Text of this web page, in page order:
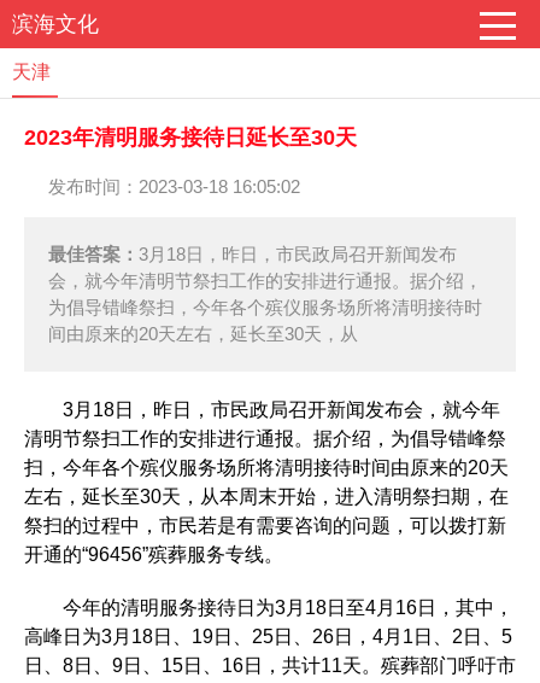
滨海文化
天津
2023年清明服务接待日延长至30天
发布时间：2023-03-18 16:05:02
最佳答案： 3月18日，昨日，市民政局召开新闻发布
会，就今年清明节祭扫工作的安排进行通报。据介绍，
为倡导错峰祭扫，今年各个殡仪服务场所将清明接待时
间由原来的20天左右，延长至30天，从
3月18日，昨日，市民政局召开新闻发布会，就今年
清明节祭扫工作的安排进行通报。据介绍，为倡导错峰祭
扫，今年各个殡仪服务场所将清明接待时间由原来的20天
左右，延长至30天，从本周末开始，进入清明祭扫期，在
祭扫的过程中，市民若是有需要咨询的问题，可以拨打新
开通的“96456”殡葬服务专线。
今年的清明服务接待日为3月18日至4月16日，其中，
高峰日为3月18日、19日、25日、26日，4月1日、2日、5
日、8日、9日、15日、16日，共计11天。殡葬部门呼吁市